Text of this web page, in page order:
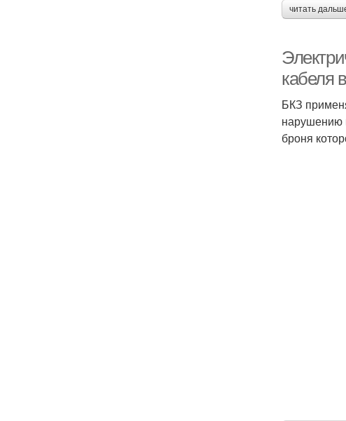
читать
кабеля
БКЗ
нарушению
броня